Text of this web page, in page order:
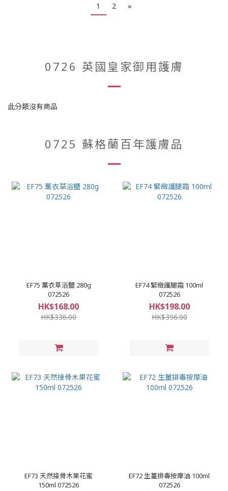
1 2 »
0726 英國皇家御用護膚
此分類沒有商品
0725 蘇格蘭百年護膚品
EF75 薰衣草浴鹽 280g
072526
HK$168.00
HK$336.00
EF74 緊緻護腿霜 100ml
072526
HK$198.00
HK$396.00
EF73 天然接骨木果花蜜
150ml 072526
EF72 生薑排毒按摩油 100ml
072526